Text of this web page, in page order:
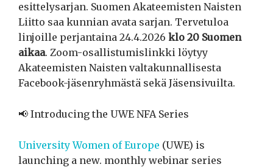
esittelysarjan. Suomen Akateemisten Naisten
Liitto saa kunnian avata sarjan. Tervetuloa
linjoille perjantaina 24.4.2026 klo 20 Suomen
aikaa. Zoom-osallistumislinkki löytyy
Akateemisten Naisten valtakunnallisesta
Facebook-jäsenryhmästä sekä Jäsensivuilta.
📢 Introducing the UWE NFA Series
University Women of Europe (UWE) is
launching a new. monthly webinar series